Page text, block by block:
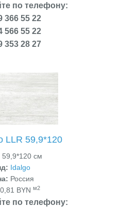
по телефону:
366 55 22
566 55 22
353 28 27
LLR 59,9*120
59,9*120 см
Idalgo
Россия
BYN м2
по телефону: